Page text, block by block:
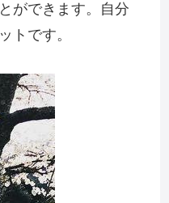
ができます。自分
トです。